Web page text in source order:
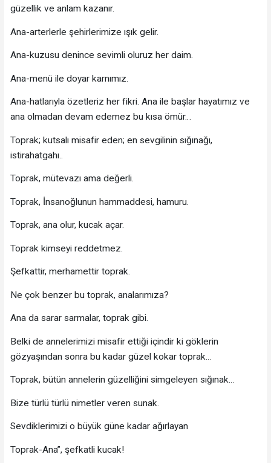
güzellik ve anlam kazanır.
Ana-arterlerle şehirlerimize ışık gelir.
Ana-kuzusu denince sevimli oluruz her daim.
Ana-menü ile doyar karnımız.
Ana-hatlarıyla özetleriz her fikri. Ana ile başlar hayatımız ve
ana olmadan devam edemez bu kısa ömür…
Toprak; kutsalı misafir eden; en sevgilinin sığınağı,
istirahatgahı..
Toprak, mütevazı ama değerli.
Toprak, İnsanoğlunun hammaddesi, hamuru.
Toprak, ana olur, kucak açar.
Toprak kimseyi reddetmez.
Şefkattir, merhamettir toprak.
Ne çok benzer bu toprak, analarımıza?
Ana da sarar sarmalar, toprak gibi.
Belki de annelerimizi misafir ettiği içindir ki göklerin
gözyaşından sonra bu kadar güzel kokar toprak…
Toprak, bütün annelerin güzelliğini simgeleyen sığınak…
Bize türlü türlü nimetler veren sunak.
Sevdiklerimizi o büyük güne kadar ağırlayan
Toprak-Ana”, şefkatli kucak!